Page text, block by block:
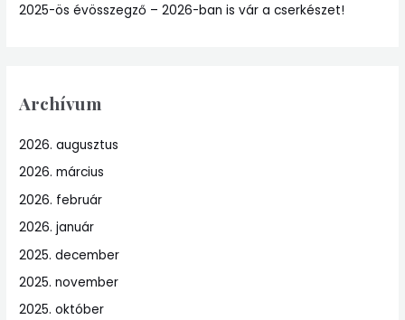
2025-ös évösszegző – 2026-ban is vár a cserkészet!
Archívum
2026. augusztus
2026. március
2026. február
2026. január
2025. december
2025. november
2025. október